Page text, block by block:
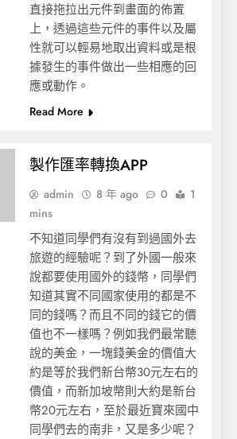
直接拖拉出元件到畫面的佈置
上，透過這些元件的事件以及屬
性就可以輕易地取出資料或是根
據發生的事件做出一些相應的回
應或動作。
Read More
製作匯率轉換APP
admin 8 年 ago 0
1
mins
不知道同學們有沒有到過國外去
旅遊的經驗呢？到了外國一般來
說都要使用國外的錢幣，同學們
知道其實不同國家使用的都是不
同的錢嗎？而且不同的錢它的價
值也不一樣嗎？例如我們最常聽
說的美金，一塊錢美金的價值大
約是等於我們新台幣30元左右的
價值，而新加坡幣則大約是新台
幣20元左右，至於最近寶來國中
同學們去的南非，又是多少呢？